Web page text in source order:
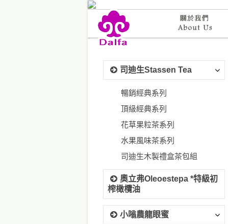
司迪生Stassen Tea
暢銷經典系列
頂級經典系列
花草果粒茶系列
水果風味茶系列
司迪生木製禮盒茶包組
奧立弗Oleoestepa *特級初
榨橄欖油
小嗡農龍眼蜜